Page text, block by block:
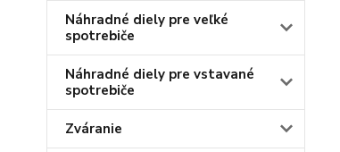
Náhradné diely pre veľké
spotrebiče
Náhradné diely pre vstavané
spotrebiče
Zváranie